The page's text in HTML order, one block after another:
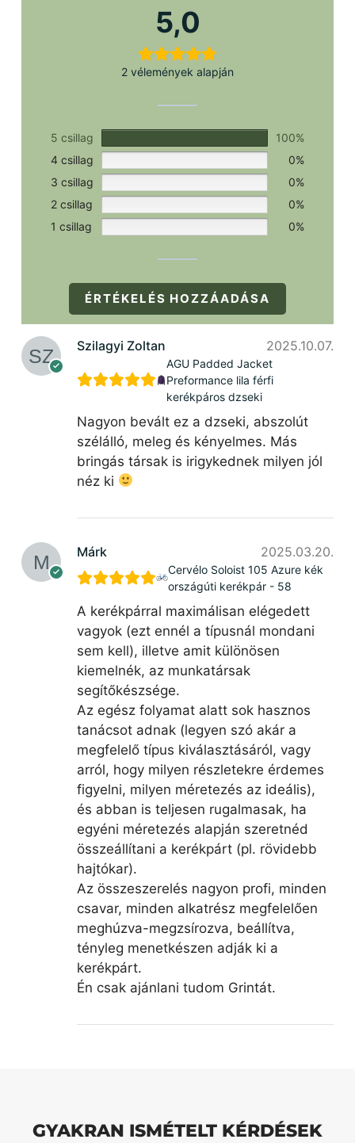
5,0
2 vélemények alapján
5 csillag
100%
4 csillag
0%
3 csillag
0%
2 csillag
0%
1 csillag
0%
ÉRTÉKELÉS HOZZÁADÁSA
Szilagyi Zoltan 2025.10.07.
AGU Padded Jacket
Preformance lila férfi
kerékpáros dzseki
Nagyon bevált ez a dzseki, abszolút
szélálló, meleg és kényelmes. Más
bringás társak is irigykednek milyen jól
néz ki
Márk 2025.03.20.
Cervélo Soloist 105 Azure kék
országúti kerékpár - 58
A kerékpárral maximálisan elégedett
vagyok (ezt ennél a típusnál mondani
sem kell), illetve amit különösen
kiemelnék, az munkatársak
segítőkészsége.
Az egész folyamat alatt sok hasznos
tanácsot adnak (legyen szó akár a
megfelelő típus kiválasztásáról, vagy
arról, hogy milyen részletekre érdemes
figyelni, milyen méretezés az ideális),
és abban is teljesen rugalmasak, ha
egyéni méretezés alapján szeretnéd
összeállítani a kerékpárt (pl. rövidebb
hajtókar).
Az összeszerelés nagyon profi, minden
csavar, minden alkatrész megfelelően
meghúzva-megzsírozva, beállítva,
tényleg menetkészen adják ki a
kerékpárt.
Én csak ajánlani tudom Grintát.
GYAKRAN ISMÉTELT KÉRDÉSEK